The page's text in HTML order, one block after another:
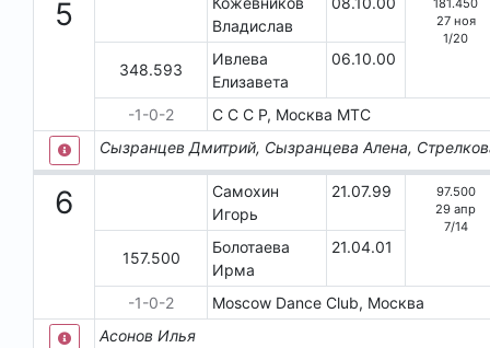
5
Владислав
27 ноя
1/20
348.593
Ивлева
Елизавета
06.10.00
-1-0-2 С С С Р, Москва МТС
Сызранцев Дмитрий, Сызранцева Алена,
6
Самохин
Игорь
21.07.99
97.500
29 апр
7/14
157.500
Болотаева
Ирма
21.04.01
-1-0-2
Moscow Dance Club, Москва
Асонов Илья